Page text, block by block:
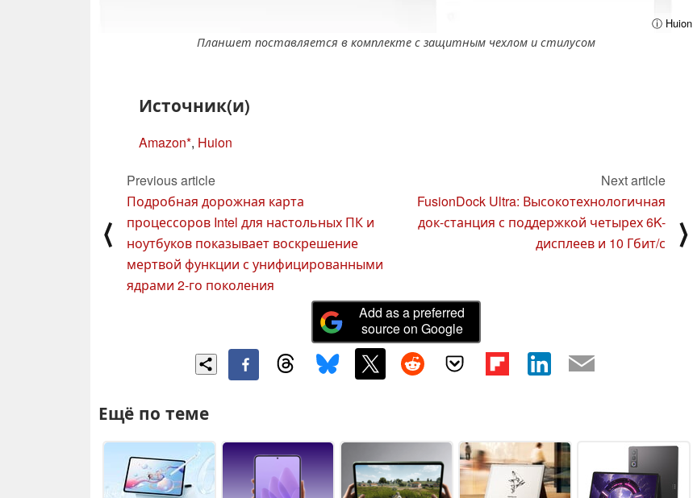
ⓘ Huion
Планшет поставляется в комплекте с защитным чехлом и стилусом
Источник(и)
Amazon , Huion
⟨
Previous article
Подробная дорожная карта
процессоров Intel для настольных ПК и
ноутбуков показывает воскрешение
мертвой функции с унифицированными
ядрами 2-го поколения
Next article
FusionDock Ultra: Высокотехнологичная
док-станция с поддержкой четырех 6K-
дисплеев и 10 Гбит/с
⟩
Add as a preferred
source on Google
Ещё по теме